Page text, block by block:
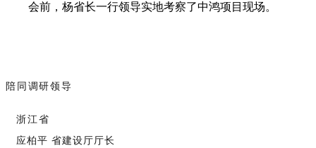
会前，杨省长一行领导实地考察了中鸿项目现场。
陪同调研领导
浙江省
应柏平 省建设厅厅长